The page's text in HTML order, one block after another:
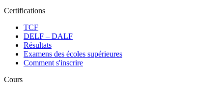
Certifications
TCF
DELF – DALF
Résultats
Examens des écoles supérieures
Comment s'inscrire
Cours